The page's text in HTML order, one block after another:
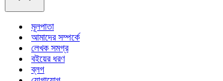
মূলপাতা
আমাদের সম্পর্কে
লেখক সমগ্র
বইয়ের ধরণ
ব্লগ